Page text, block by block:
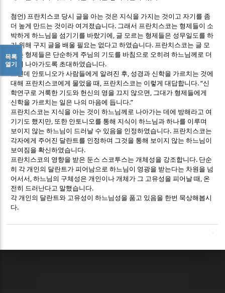
첨언) 프란치스코 당시 글을 아는 것은 지식을 가지는 것이고 자기를 좀
더 높게 만드는 것이라 여겨졌습니다. 그래서 프란치스코는 형제들이 소
박하게 하느님을 섬기기를 바랐기에 , 글 모르는 형제들은 성무일도를 하
기 위해 구지 글을 배울 필요는 없다고 하였습니다. 프란치스코는 글 모
르는 형제들은 단순하게 주님의 기도를 바침으로 오히려 하느님께로 더
깊이 나아가도록 초대하였습니다.
그런데 안토니오가 사람들에게 알려진 후, 성경과 신학을 가르치는 것에
대해 프란치스코에게 물었을 때 , 프란치스코는 이렇게 대답합니다. “신
학연구로 거룩한 기도와 헌신의 영을 끄지 않으면 , 그대가 형제들에게
신학을 가르치는 일은 나의 마음에 듭니다.”
프란치스코는 지식을 아는 것이 하느님께로 나아가는 데에 방해라고 여
기기도 했지만, 또한 안토니오를 통해 지식이 하느님과 하나를 이루며
보이지 않는 하느님이 드러날 수 있음을 인정하였습니다. 프란치스코는
각자에게 주어진 달란트를 인정하며 그것을 통해 보이지 않는 하느님이
보여짐을 확신하였습니다.
프란치스코의 영향을 받은 둔스 스코투스는 개체성을 강조합니다. 단순
히 각 개인의 달란트가 피어남으로 하느님이 영광을 받는다는 차원을 넘
어서서 ,하느님의 구체성은 개인이나 개체가 그 고유성을 피어날 때 , 온
전히 드러난다고 말했습니다.
각 개인의 달란트와 고유성이 하느님성을 품고 있음을 한번 묵상해봅시
다.
목록
열기